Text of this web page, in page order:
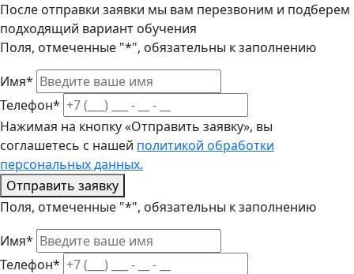
После отправки заявки мы вам перезвоним и подберем
подходящий вариант обучения
Поля, отмеченные "*", обязательны к заполнению
Имя*
Телефон*
Нажимая на кнопку «Отправить заявку», вы
соглашетесь с нашей политикой обработки
персональных данных.
Отправить заявку
Поля, отмеченные "*", обязательны к заполнению
Имя*
Телефон*